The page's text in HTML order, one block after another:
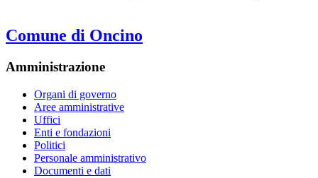
Comune di Oncino
Amministrazione
Organi di governo
Aree amministrative
Uffici
Enti e fondazioni
Politici
Personale amministrativo
Documenti e dati